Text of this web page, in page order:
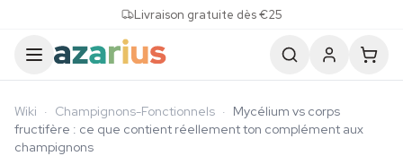
Livraison gratuite dès €25
Wiki · Champignons-Fonctionnels · Mycélium vs corps
fructifère : ce que contient réellement ton complément aux
champignons